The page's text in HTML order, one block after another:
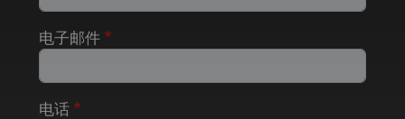
电子邮件
电话